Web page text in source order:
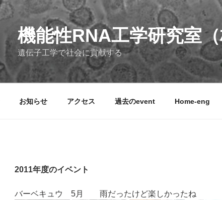
機能性RNA工学研究室
遺伝子工学で社会に貢献する
お知らせ アクセス 過去のevent Home-eng
2011年度のイベント
バーベキュウ 5月 雨だったけど楽しかったね